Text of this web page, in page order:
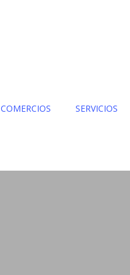
COMERCIOS SERVICIOS